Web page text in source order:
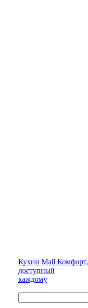
Кухни Mall Комфорт,
доступный
каждому